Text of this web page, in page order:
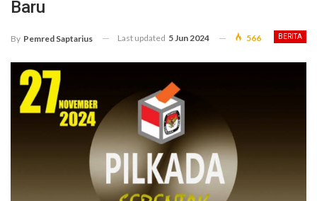
Baru
BERITA
By Pemred Saptarius Last updated 5 Jun 2024 566